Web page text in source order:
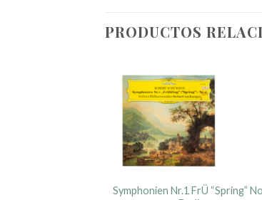
PRODUCTOS
Symphonien Nr.1 FrÜ “Spring”